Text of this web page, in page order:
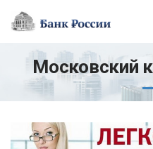
Московский